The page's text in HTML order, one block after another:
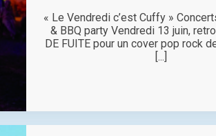
« Le Vendredi c’est Cuffy »
& BBQ party Vendredi 13 juin,
DE FUITE pour un cover pop rock
[...]